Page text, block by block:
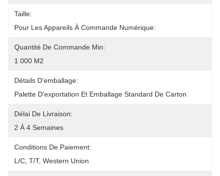
Taille:
Pour Les Appareils À Commande Numérique:
Quantité De Commande Min:
1 000 M2
Détails D'emballage:
Palette D'exportation Et Emballage Standard De Carton
Délai De Livraison:
2 À 4 Semaines
Conditions De Paiement:
L/C, T/T, Western Union